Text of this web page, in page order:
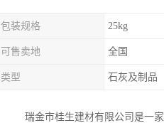
包装规格 25kg
可售卖地 全国
类型 石灰及制品
瑞金市桂生建材有限公司是一